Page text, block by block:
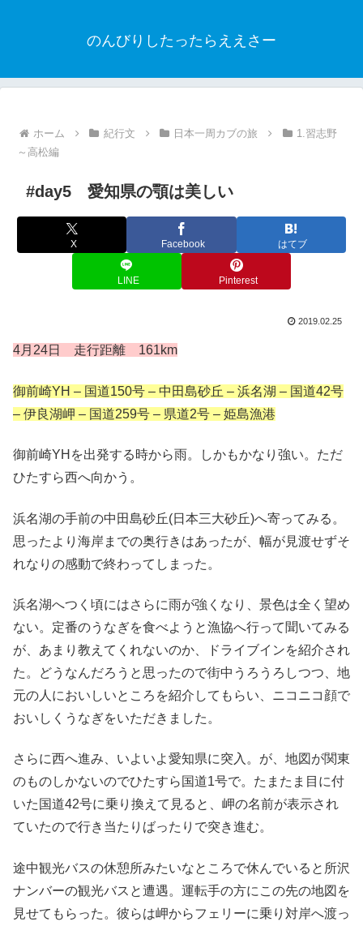
のんびりしたったらええさー
ホーム 紀行文 日本一周カブの旅
1.習志野
～高松編
#day5 愛知県の顎は美しい
X Facebook はてブ
LINE Pinterest
2019.02.25
4月24日 走行距離 161km
御前崎YH – 国道150号 – 中田島砂丘 – 浜名湖 – 国道42号
– 伊良湖岬 – 国道259号 – 県道2号 – 姫島漁港
御前崎YHを出発する時から雨。しかもかなり強い。ただ
ひたすら西へ向かう。
浜名湖の手前の中田島砂丘(日本三大砂丘)へ寄ってみる。
思ったより海岸までの奥行きはあったが、幅が見渡せずそ
れなりの感動で終わってしまった。
浜名湖へつく頃にはさらに雨が強くなり、景色は全く望め
ない。定番のうなぎを食べようと漁協へ行って聞いてみる
が、あまり教えてくれないのか、ドライブインを紹介され
た。どうなんだろうと思ったので街中うろうろしつつ、地
元の人においしいところを紹介してもらい、ニコニコ顔で
おいしくうなぎをいただきました。
さらに西へ進み、いよいよ愛知県に突入。が、地図が関東
のものしかないのでひたすら国道1号で。たまたま目に付
いた国道42号に乗り換えて見ると、岬の名前が表示され
ていたので行き当たりばったりで突き進む。
途中観光バスの休憩所みたいなところで休んでいると所沢
ナンバーの観光バスと遭遇。運転手の方にこの先の地図を
見せてもらった。彼らは岬からフェリーに乗り対岸へ渡っ